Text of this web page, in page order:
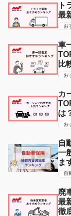
ト
最
お
車
比
お
カ
は
お
自
一
ま
自
廃
最
徹